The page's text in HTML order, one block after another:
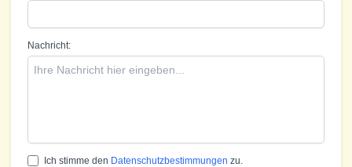
Nachricht:
Ich stimme den Datenschutzbestimmungen zu.